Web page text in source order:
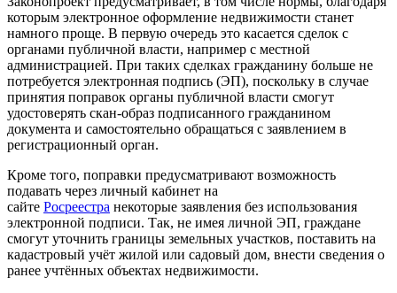
которым электронное оформление недвижимости станет
намного проще. В первую очередь это касается сделок с
органами публичной власти, например с местной
администрацией. При таких сделках гражданину больше не
потребуется электронная подпись (ЭП), поскольку в случае
принятия поправок органы публичной власти смогут
удостоверять скан-образ подписанного гражданином
документа и самостоятельно обращаться с заявлением в
регистрационный орган.
Кроме того, поправки предусматривают возможность
подавать через личный кабинет на
сайте Росреестра некоторые заявления без использования
электронной подписи. Так, не имея личной ЭП, граждане
смогут уточнить границы земельных участков, поставить на
кадастровый учёт жилой или садовый дом, внести сведения о
ранее учтённых объектах недвижимости.